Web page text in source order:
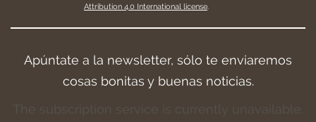
Attribution 4.0 International license.
Apúntate a la newsletter, sólo te enviaremos
cosas bonitas y buenas noticias.
The subscription service is currently unavailable.